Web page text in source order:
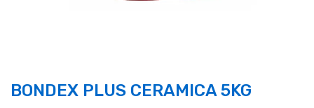
BONDEX PLUS CERAMICA 5KG